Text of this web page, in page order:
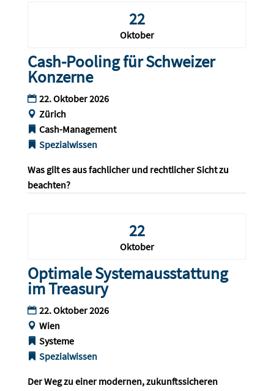
22
Oktober
Cash-Pooling für Schweizer
Konzerne
22. Oktober 2026
Zürich
Cash-Management
Spezialwissen
Was gilt es aus fachlicher und rechtlicher Sicht zu
beachten?
22
Oktober
Optimale Systemausstattung
im Treasury
22. Oktober 2026
Wien
Systeme
Spezialwissen
Der Weg zu einer modernen, zukunftssicheren